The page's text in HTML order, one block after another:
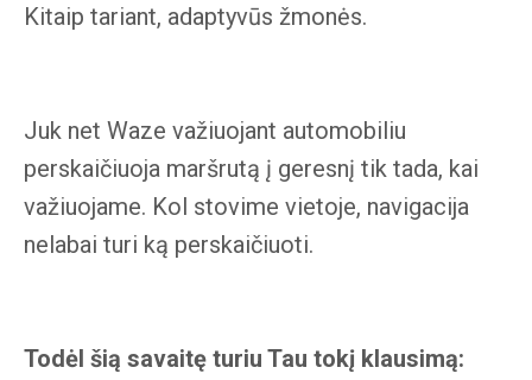
Kitaip tariant, adaptyvūs žmonės.
Juk net Waze važiuojant automobiliu
perskaičiuoja maršrutą į geresnį tik tada, kai
važiuojame. Kol stovime vietoje, navigacija
nelabai turi ką perskaičiuoti.
Todėl šią savaitę turiu Tau tokį klausimą: